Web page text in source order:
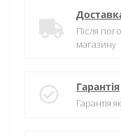
Після
магазину
Гарантія
Гарантія